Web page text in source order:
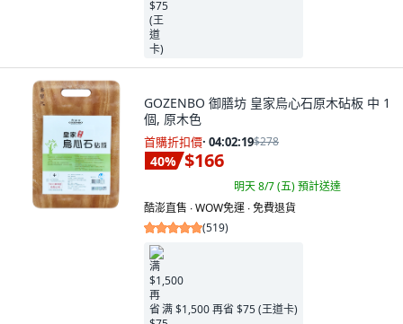
GOZENBO 御膳坊 皇家烏心石原木砧板 中 1
個, 原木色
首購折扣價· 04:02:18$278
40% $166
明天 8/7 (五)預計送達
酷澎直售 ∙ WOW免運 ∙ 免費退貨
(519)
满 $1,500 再省 $75 (王道卡)